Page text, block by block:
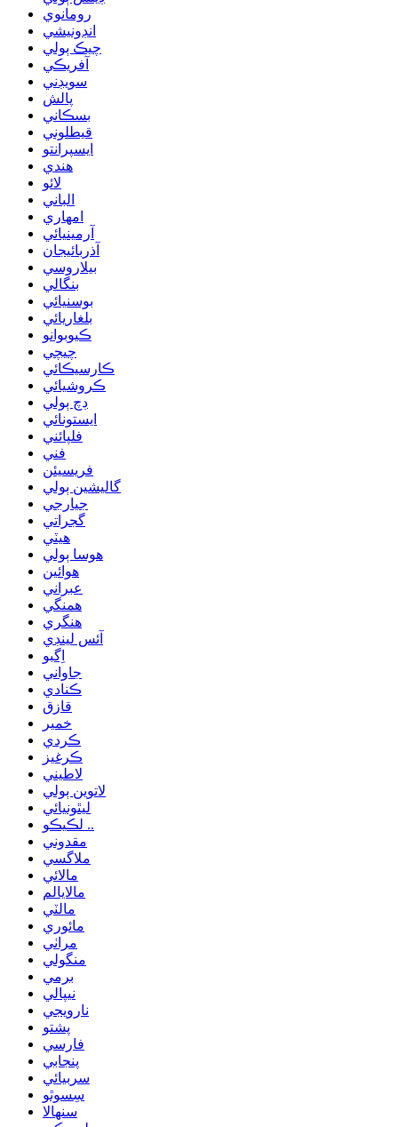
رومانوي
انڊونيشي
چيڪ ٻولي
آفريڪي
سويڊني
پالش
بسڪاني
قيطلوني
ايسپرانتو
هندي
لائو
الباني
امهاري
آرمينيائي
آذربائيجان
بيلاروسي
بنگالي
بوسنيائي
بلغاريائي
ڪيوبوانو
چيچي
ڪارسيڪائي
ڪروشيائي
ڊچ ٻولي
ايستونائي
فلپائني
فني
فريسيئن
گاليشين ٻولي
جيارجي
گجراتي
هيٽي
هوسا ٻولي
هوائين
عبراني
همنگي
هنگري
آئس لينڊي
اِگبو
جاواني
ڪنادي
قازق
خمير
ڪردي
ڪرغيز
لاطيني
لاتوين ٻولي
ليٿونيائي
لڪيڪو ..
مقدوني
ملاگسي
مالائي
مالايالم
مالٽي
مائوري
مراٺي
منگولي
برمي
نيپالي
نارويجي
پشتو
فارسي
پنجابي
سربيائي
سِسوٿو
سنھالا